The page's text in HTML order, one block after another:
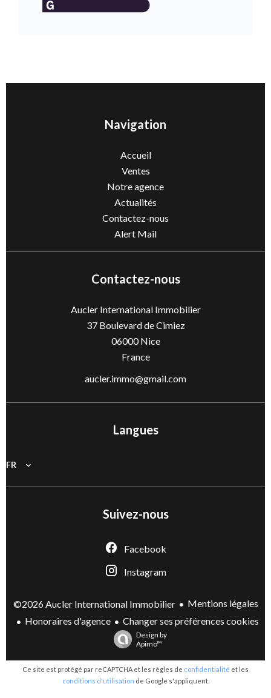
Navigation
Accueil
Ventes
Notre agence
Actualités
Contactez-nous
Alert Mail
Contactez-nous
Aucler International Immobilier
37 Boulevard de Cimiez
06000Nice
France
aucler.immo@gmail.com
Langues
FR
Suivez-nous
Facebook
Instagram
©2026 Aucler International Immobilier
Mentions légales
Honoraires d'agence
Changer ses préférences cookies
Design by
Apimo™
Ce site est protégé par reCAPTCHA et les règles de confidentialité et les
conditions d'utilisation de Google s'appliquent.